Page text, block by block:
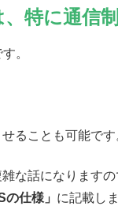
特に通信
。
ることも可能です
な話になります
仕様」 に記載しま